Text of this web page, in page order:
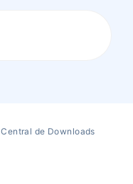
Central de Downloads